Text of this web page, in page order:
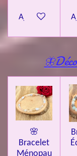
Ajouter au panier
🌸
Bracelet
Ménopau